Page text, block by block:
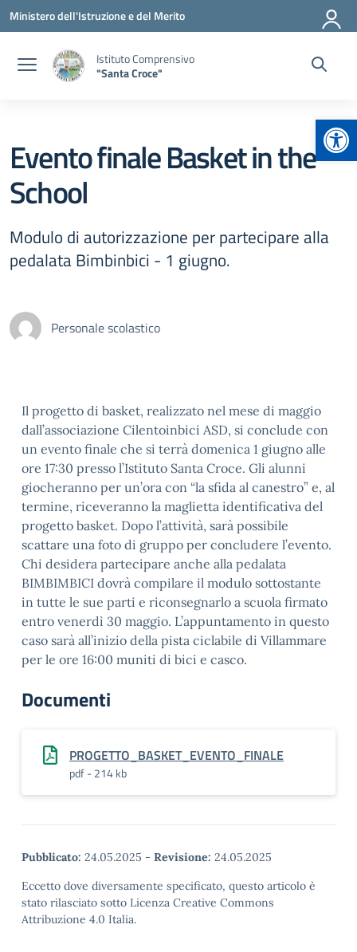
Vai ai contenuti
Vai al menu di navigazione
Vai al footer
Ministero dell'Istruzione e del Merito
Istituto Comprensivo
"Santa Croce"
Evento finale Basket in the
School
Modulo di autorizzazione per partecipare alla
pedalata Bimbinbici - 1 giugno.
Personale scolastico
Il progetto di basket, realizzato nel mese di maggio
dall’associazione Cilentoinbici ASD, si conclude con
un evento finale che si terrà domenica 1 giugno alle
ore 17:30 presso l’Istituto Santa Croce. Gli alunni
giocheranno per un’ora con “la sfida al canestro” e, al
termine, riceveranno la maglietta identificativa del
progetto basket. Dopo l’attività, sarà possibile
scattare una foto di gruppo per concludere l’evento.
Chi desidera partecipare anche alla pedalata
BIMBIMBICI dovrà compilare il modulo sottostante
in tutte le sue parti e riconsegnarlo a scuola firmato
entro venerdì 30 maggio. L’appuntamento in questo
caso sarà all’inizio della pista ciclabile di Villammare
per le ore 16:00 muniti di bici e casco.
Documenti
PROGETTO_BASKET_EVENTO_FINALE
pdf - 214 kb
Pubblicato: 24.05.2025 - Revisione: 24.05.2025
Eccetto dove diversamente specificato, questo articolo è
stato rilasciato sotto Licenza Creative Commons
Attribuzione 4.0 Italia.